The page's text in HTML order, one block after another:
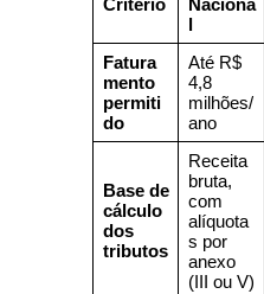
Critério
Naciona
l
Fatura
mento
permiti
do
Até R$
4,8
milhões/
ano
Base de
cálculo
dos
tributos
Receita
bruta,
com
alíquota
s por
anexo
(III ou V)